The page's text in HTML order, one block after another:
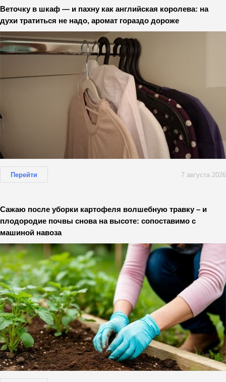
Веточку в шкаф — и пахну как английская королева: на
духи тратиться не надо, аромат гораздо дороже
Перейти 7 августа 2026
Сажаю после уборки картофеля волшебную травку – и
плодородие почвы снова на высоте: сопоставимо с
машиной навоза